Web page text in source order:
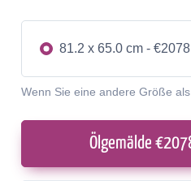
81.2 x 65.0 cm - €2078
Wenn Sie eine andere Größe
Ölgemälde €